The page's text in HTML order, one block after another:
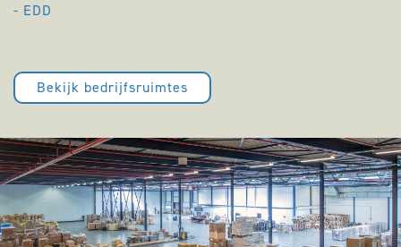
- EDD
Bekijk bedrijfsruimtes